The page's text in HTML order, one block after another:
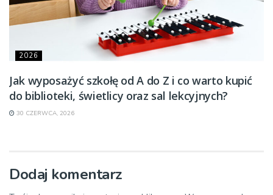
2026
Jak wyposażyć szkołę od A do Z i co warto kupić
do biblioteki, świetlicy oraz sal lekcyjnych?
30 CZERWCA, 2026
Dodaj komentarz